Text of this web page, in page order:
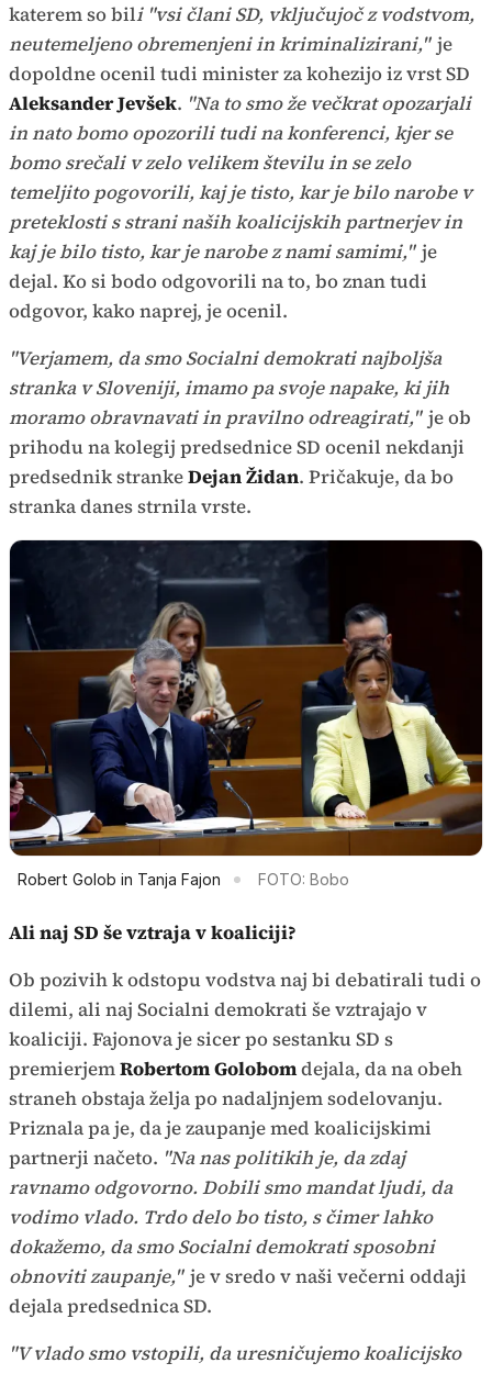
katerem so bili "vsi člani SD, vključujoč z vodstvom,
neutemeljeno obremenjeni in kriminalizirani," je
dopoldne ocenil tudi minister za kohezijo iz vrst SD
Aleksander Jevšek. "Na to smo že večkrat opozarjali
in nato bomo opozorili tudi na konferenci, kjer se
bomo srečali v zelo velikem številu in se zelo
temeljito pogovorili, kaj je tisto, kar je bilo narobe v
preteklosti s strani naših koalicijskih partnerjev in
kaj je bilo tisto, kar je narobe z nami samimi," je
dejal. Ko si bodo odgovorili na to, bo znan tudi
odgovor, kako naprej, je ocenil.
"Verjamem, da smo Socialni demokrati najboljša
stranka v Sloveniji, imamo pa svoje napake, ki jih
moramo obravnavati in pravilno odreagirati," je ob
prihodu na kolegij predsednice SD ocenil nekdanji
predsednik strankeDejan Židan. Pričakuje, da bo
stranka danes strnila vrste.
Robert Golob in Tanja Fajon FOTO: Bobo
Ali naj SD še vztraja v koaliciji?
Ob pozivih k odstopu vodstva naj bi debatirali tudi o
dilemi, ali naj Socialni demokrati še vztrajajo v
koaliciji. Fajonova je sicer po sestanku SD s
premierjemRobertom Golobomdejala, da na obeh
straneh obstaja želja po nadaljnjem sodelovanju.
Priznala pa je, da je zaupanje med koalicijskimi
partnerji načeto. "Na nas politikih je, da zdaj
ravnamo odgovorno. Dobili smo mandat ljudi, da
vodimo vlado. Trdo delo bo tisto, s čimer lahko
dokažemo, da smo Socialni demokrati sposobni
obnoviti zaupanje," je v sredo v naši večerni oddaji
dejala predsednica SD.
"V vlado smo vstopili, da uresničujemo koalicijsko